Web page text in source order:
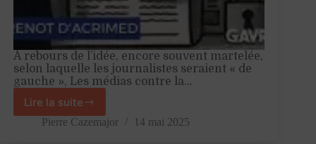
À rebours de l’idée, encore souvent martelée,
selon laquelle les journalistes seraient « de
gauche », Les médias contre la…
Lire la suite
«
Le
Pierre Cazemajor 14 mai 2025